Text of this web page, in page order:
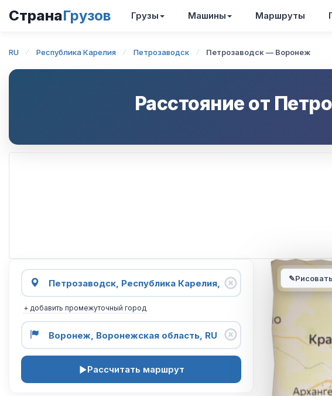
СтранаГрузов Грузы Машины Маршруты
RU Республика Карелия Петрозаводск Петрозаводск — Воронеж
Расстояние от
+ добавить промежуточный город
Рассчитать маршрут
✎Рисовать